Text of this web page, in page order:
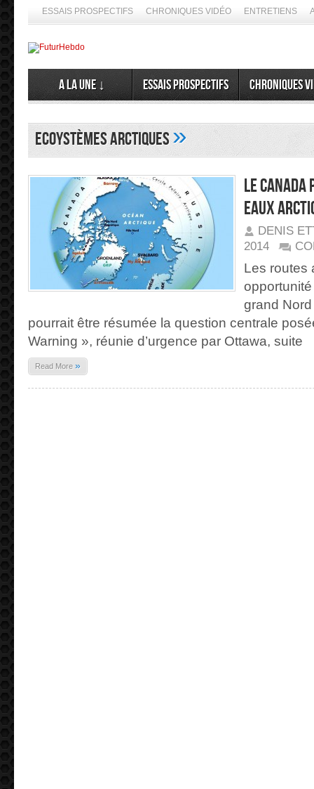
ESSAIS PROSPECTIFS CHRONIQUES VIDÉO ENTRETIENS
A la Une ↓ Essais prospectifs Chroniques
ecoystèmes arctiques»
Le
eaux
DENIS
2014
Les routes
grand
pourrait être résumée la question centrale
Warning », réunie d’urgence par Ottawa, suite
Read More »